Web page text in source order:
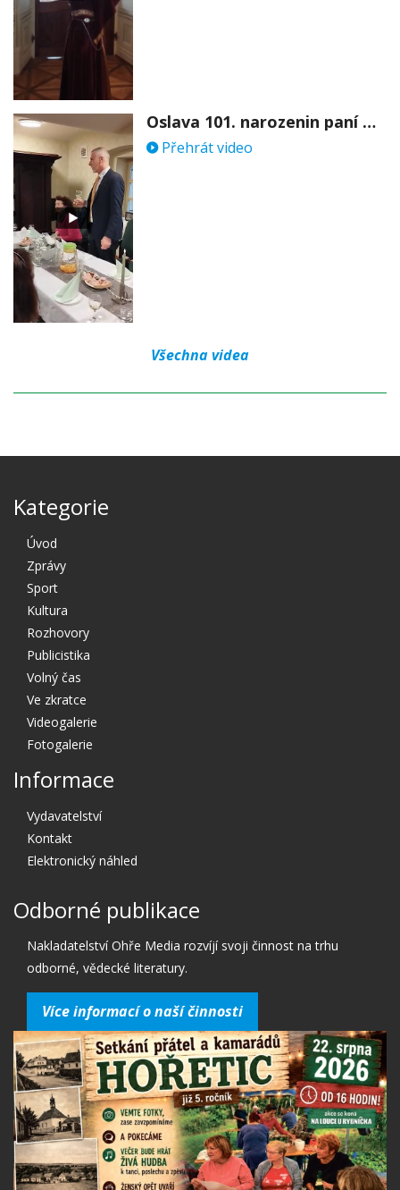
Oslava 101. narozenin paní Věry Skořepové
Přehrát video
Všechna videa
Kategorie
Úvod
Zprávy
Sport
Kultura
Rozhovory
Publicistika
Volný čas
Ve zkratce
Videogalerie
Fotogalerie
Informace
Vydavatelství
Kontakt
Elektronický náhled
Odborné publikace
Nakladatelství Ohře Media rozvíjí svoji činnost na trhu
odborné, vědecké literatury.
Více informací o naší činnosti